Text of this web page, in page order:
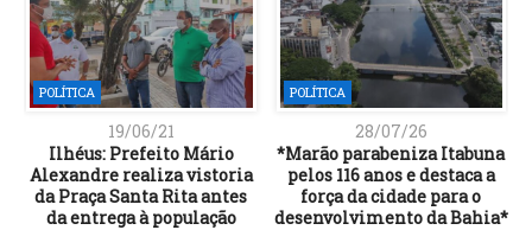
POLÍTICA
19/06/21
Ilhéus: Prefeito Mário
Alexandre realiza vistoria
da Praça Santa Rita antes
da entrega à população
POLÍTICA
28/07/26
*Marão parabeniza Itabuna
pelos 116 anos e destaca a
força da cidade para o
desenvolvimento da Bahia*